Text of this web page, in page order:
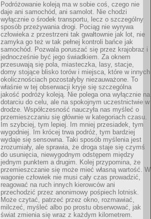
Podróżowanie koleją ma w sobie coś, czego nie
daje ani samochód, ani samolot. Nie chodzi
wyłącznie o środek transportu, lecz o szczególny
sposób przeżywania drogi. Pociąg nie wyrywa
człowieka z przestrzeni tak gwałtownie jak lot, nie
zamyka go też w tak pełnej kontroli bańce jak
samochód. Pozwala poruszać się przez krajobraz i
jednocześnie być jego świadkiem. Za oknem
przesuwają się pola, miasteczka, lasy, stacje,
domy stojące blisko torów i miejsca, które w innych
okolicznościach pozostałyby niezauważone. To
właśnie w tej obserwacji kryje się szczególna
jakość podróży koleją. Nie polega ona wyłącznie na
dotarciu do celu, ale na spokojnym uczestnictwie w
drodze. Współczesność nauczyła nas myśleć o
przemieszczaniu się głównie w kategoriach czasu.
Im szybciej, tym lepiej. Im mniej przesiadek, tym
wygodniej. Im krócej trwa podróż, tym bardziej
wydaje się sensowna. Taki sposób myślenia jest
zrozumiały, ale sprawia, że droga staje się czymś
do usunięcia, niewygodnym odstępem między
jednym punktem a drugim. Kolej przypomina, że
przemieszczanie się może mieć własną wartość. W
wagonie człowiek nie musi cały czas prowadzić,
reagować na ruch innych kierowców ani
przechodzić przez anonimowy pośpiech lotnisk.
Może czytać, patrzeć przez okno, rozmawiać,
milczeć, myśleć albo po prostu obserwować, jak
świat zmienia się wraz z każdym kilometrem.